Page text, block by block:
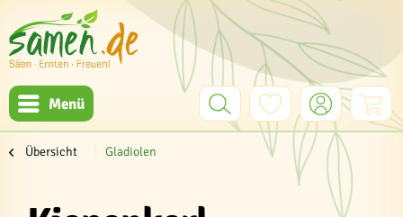
Menü
Übersicht Gladiolen